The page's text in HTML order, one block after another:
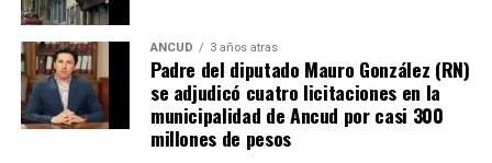
los caminos conducen a… La Moneda y, mientras se
espera ese gesto por parte de la madre del pequeño
Tomás, los pasos siguen quemando los pies de Fernando
en pos de que cada kilómetro recorrido, signifique más
que una llegada a Santiago, un arribo a la cura de su hijo
ANCUD 3 años atras
Padre del diputado Mauro González (RN)
se adjudicó cuatro licitaciones en la
municipalidad de Ancud por casi 300
millones de pesos